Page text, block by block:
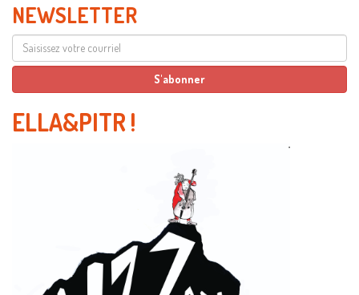
NEWSLETTER
ELLA&PITR !